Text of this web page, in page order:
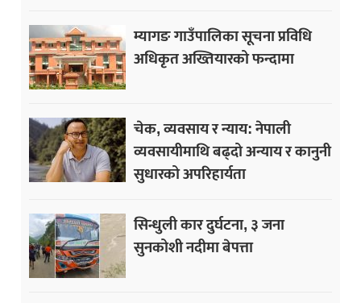
म्यागङ गाउँपालिका सूचना प्रविधि
अधिकृत अख्तियारको फन्दामा
चेक, व्यवसाय र न्याय: नेपाली
व्यवसायीमाथि बढ्दो अन्याय र कानुनी
सुधारको अपरिहार्यता
सिन्धुली कार दुर्घटना, ३ जना
सुनकोशी नदीमा बेपत्ता